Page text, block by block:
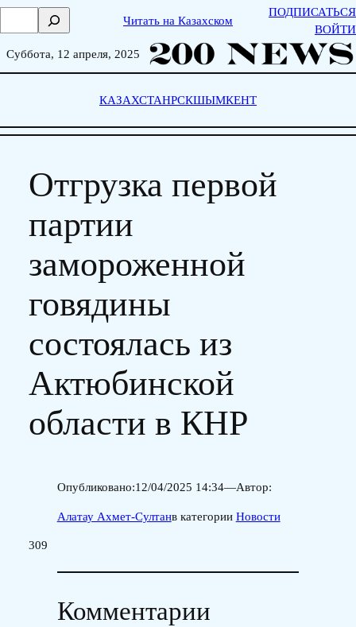
Skip
о
Читать на Казахском
ПОДПИСАТЬСЯ
ВОЙТИ
Суббота, 12 апреля, 2025
КАЗАХСТАНРСКШЫМКЕНТ
Отгрузка первой
партии
замороженной
говядины
состоялась из
Актюбинской
области в КНР
Опубликовано:12/04/2025 14:34—Автор:
Алатау Ахмет-Султанв категории Новости
309
Комментарии